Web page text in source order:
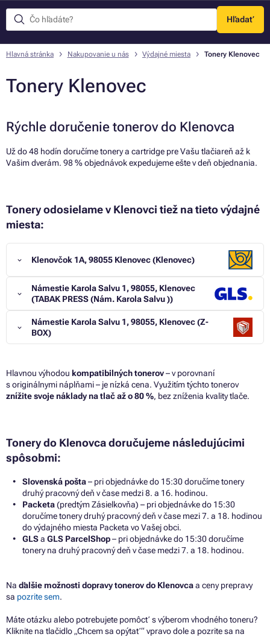
Hľadať
Menu
Hlavná stránka Nakupovanie u nás Výdajné miesta Tonery Klenovec
Tonery Klenovec
Rýchle doručenie tonerov do Klenovca
Už do 48 hodín doručíme tonery a cartridge pre Vašu tlačiareň až k
Vašim dverám. 98 % objednávok expedujeme ešte v deň objednania.
Tonery odosielame v Klenovci tiež na tieto výdajné
miesta:
Klenovčok 1A, 98055 Klenovec (Klenovec)
Námestie Karola Salvu 1, 98055, Klenovec
(TABAK PRESS (Nám. Karola Salvu ))
Námestie Karola Salvu 1, 98055, Klenovec (Z-
BOX)
Hlavnou výhodou kompatibilných tonerov– v porovnaní
s originálnymi náplňami – je nízká cena. Využitím týchto tonerov
znížite svoje náklady na tlač až o 80 %, bez zníženia kvality tlače.
Tonery do Klenovca doručujeme následujúcimi
spôsobmi:
Slovenská pošta– pri objednávke do 15:30 doručíme tonery
druhý pracovný deň v čase medzi 8. a 16. hodinou.
Packeta(predtým Zásielkovňa) – pri objednávke do 15:30
doručíme tonery druhý pracovný deň v čase mezi 7. a 18. hodinou
do výdajného miesta Packeta vo Vašej obci.
GLSa GLS ParcelShop– pri objednávke do 15:30 doručíme
tonery na druhý pracovný deň v čase medzi 7. a 18. hodinou.
Na ďalšie možnosti dopravy tonerov do Klenovcaa ceny prepravy
sa pozrite sem.
Máte otázku alebo potrebujete pomôcť s výberom vhodného toneru?
Kliknite na tlačidlo „Chcem sa opýtať“ vpravo dole a pozrite sa na